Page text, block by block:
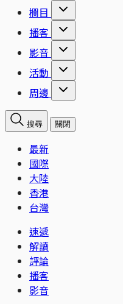
欄目
播客
影音
活動
周邊
搜尋 關閉
最新
國際
大陸
香港
台灣
速遞
解讀
評論
播客
影音